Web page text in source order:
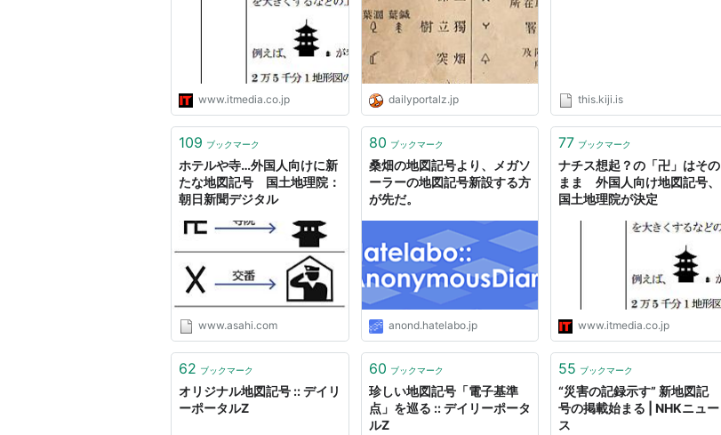
www.itmedia.co.jp dailyportalz.jp this.kiji.is
109 ブックマーク
ホテルや寺…外国人向けに新
たな地図記号 国土地理院：
朝日新聞デジタル
www.asahi.com
80 ブックマーク
桑畑の地図記号より、メガソ
ーラーの地図記号新設する方
が先だ。
anond.hatelabo.jp
77 ブックマーク
ナチス想起？の「卍」はその
まま 外国人向け地図記号、
国土地理院が決定
www.itmedia.co.jp
62 ブックマーク
オリジナル地図記号 :: デイリ
ーポータルZ
60 ブックマーク
珍しい地図記号「電子基準
点」を巡る :: デイリーポータ
ルZ
55 ブックマーク
“災害の記録示す” 新地図記
号の掲載始まる | NHKニュー
ス